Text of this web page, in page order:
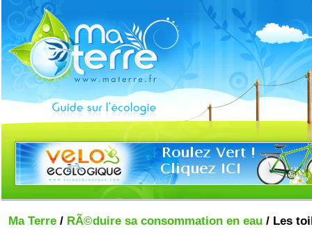
Ma Terre/ RÃ©duire sa consommation en eau / Les